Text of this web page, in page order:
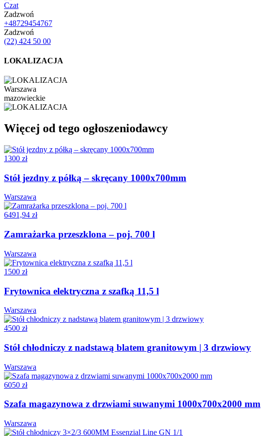
Czat
Zadzwoń
+48729454767
Zadzwoń
(22) 424 50 00
LOKALIZACJA
Warszawa
mazowieckie
Więcej od tego ogłoszeniodawcy
1300 zł
Stół jezdny z półką – skręcany 1000x700mm
Warszawa
6491,94 zł
Zamrażarka przeszklona – poj. 700 l
Warszawa
1500 zł
Frytownica elektryczna z szafką 11,5 l
Warszawa
4500 zł
Stół chłodniczy z nadstawą blatem granitowym | 3 drzwiowy
Warszawa
6050 zł
Szafa magazynowa z drzwiami suwanymi 1000x700x2000 mm
Warszawa